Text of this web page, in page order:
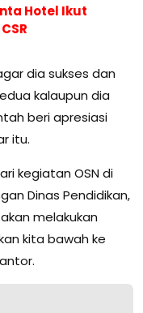
Hotel Ikut
dia sukses dan
kalaupun dia
beri apresiasi
itu.
kegiatan OSN di
Dinas Pendidikan,
melakukan
kita bawah ke